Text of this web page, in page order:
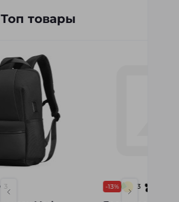
Топ товары
-13%